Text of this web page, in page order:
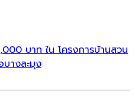
บาท ใน โครงการบ้านสวน
างละมุง